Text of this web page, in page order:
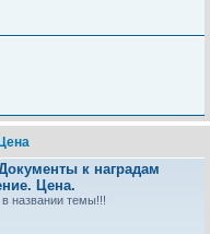
к наградам
Цена.
названии темы!!!